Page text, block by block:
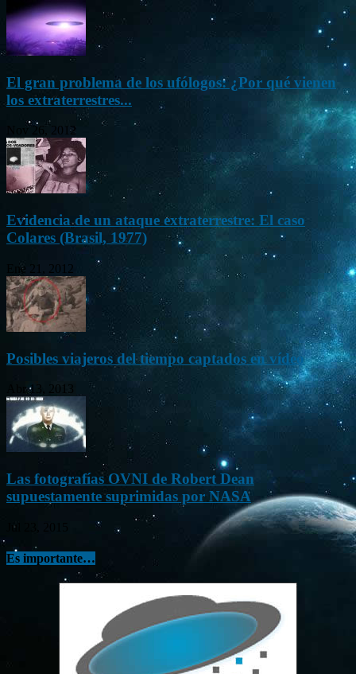
El gran problema de los ufólogos: ¿Por qué vienen
los extraterrestres...
Nov 26, 2012
Evidencia de un ataque extraterrestre: El caso
Colares (Brasil, 1977)
Ene 21, 2012
Posibles viajeros del tiempo captados en vídeo
Abr 13, 2013
Las fotografías OVNI de Robert Dean
supuestamente suprimidas por NASA
Jul 23, 2015
Es importante…